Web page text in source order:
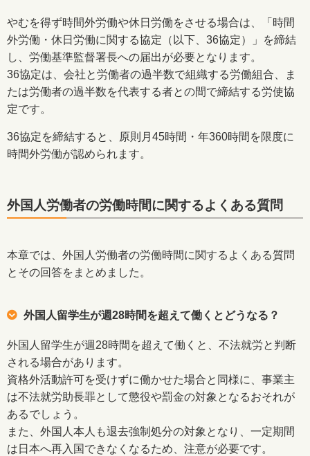
やむを得ず時間外労働や休日労働をさせる場合は、「時間
外労働・休日労働に関する協定（以下、36協定）」を締結
し、労働基準監督署長への届出が必要となります。
36協定は、会社と労働者の過半数で組織する労働組合、ま
たは労働者の過半数を代表する者との間で締結する労使協
定です。
36協定を締結すると、原則月45時間・年360時間を限度に
時間外労働が認められます。
外国人労働者の労働時間に関するよくある質問
本章では、外国人労働者の労働時間に関するよくある質問
とその回答をまとめました。
外国人留学生が週28時間を超えて働くとどうなる？
外国人留学生が週28時間を超えて働くと、不法就労と判断
される場合があります。
資格外活動許可を受けずに働かせた場合と同様に、事業主
は不法就労助長罪として懲役や罰金の対象となるおそれが
あるでしょう。
また、外国人本人も退去強制処分の対象となり、一定期間
は日本へ再入国できなくなるため、注意が必要です。